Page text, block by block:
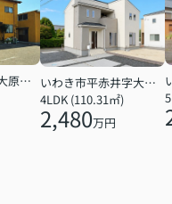
いわき市小名浜大原字下小滝
いわき市平赤井字大根内
4LDK (110.31㎡)
2,480万円